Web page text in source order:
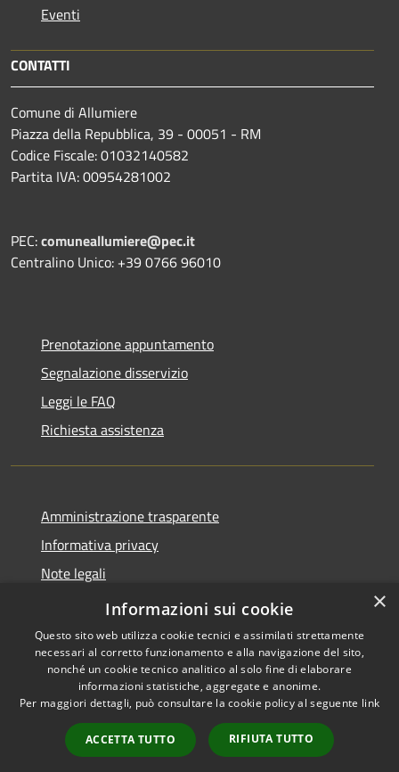
Eventi
CONTATTI
Comune di Allumiere
Piazza della Repubblica, 39 - 00051 - RM
Codice Fiscale: 01032140582
Partita IVA: 00954281002
PEC:comuneallumiere@pec.it
Centralino Unico: +39 0766 96010
Prenotazione appuntamento
Segnalazione disservizio
Leggi le FAQ
Richiesta assistenza
Amministrazione trasparente
Informativa privacy
Note legali
Dichiarazione di accessibilità
Accessibilità
Copyright © 2026 • Comune di
Allumiere • Powered by
Municipium•
Accesso
redazione
×
Informazioni sui cookie
Questo sito web utilizza cookie tecnici e assimilati strettamente
necessari al corretto funzionamento e alla navigazione del sito,
nonché un cookie tecnico analitico al solo fine di elaborare
informazioni statistiche, aggregate e anonime.
Per maggiori dettagli, può consultare la cookie policy al seguente link
ACCETTA TUTTO RIFIUTA TUTTO